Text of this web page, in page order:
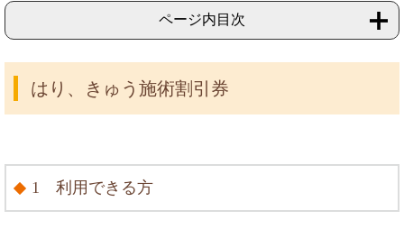
ページ内目次
はり、きゅう施術割引券
1 利用できる方